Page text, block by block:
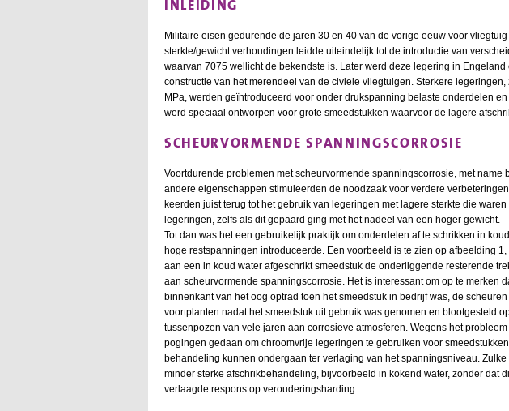
INLEIDING
Militaire eisen gedurende de jaren 30 en 40 van de vorige eeuw voor
sterkte/gewicht verhoudingen leidde uiteindelijk tot de introductie van
waarvan 7075 wellicht de bekendste is. Later werd deze legering in
constructie van het merendeel van de civiele vliegtuigen. Sterkere
MPa, werden geïntroduceerd voor onder drukspanning belaste onderdelen
werd speciaal ontworpen voor grote smeedstukken waarvoor de lagere
SCHEURVORMENDE SPANNINGSCORROSIE
Voortdurende problemen met scheurvormende spanningscorrosie, met name
andere eigenschappen stimuleerden de noodzaak voor verdere
keerden juist terug tot het gebruik van legeringen met lagere sterkte die
legeringen, zelfs als dit gepaard ging met het nadeel van een hoger gewicht.
Tot dan was het een gebruikelijk praktijk om onderdelen af te schrikken in
hoge restspanningen introduceerde. Een voorbeeld is te zien op afbeelding
aan een in koud water afgeschrikt smeedstuk de onderliggende resterende
aan scheurvormende spanningscorrosie. Het is interessant om op te merken
binnenkant van het oog optrad toen het smeedstuk in bedrijf was, de
voortplanten nadat het smeedstuk uit gebruik was genomen en blootgesteld
tussenpozen van vele jaren aan corrosieve atmosferen. Wegens het
pogingen gedaan om chroomvrije legeringen te gebruiken voor
behandeling kunnen ondergaan ter verlaging van het spanningsniveau.
minder sterke afschrikbehandeling, bijvoorbeeld in kokend water, zonder dat
verlaagde respons op verouderingsharding.